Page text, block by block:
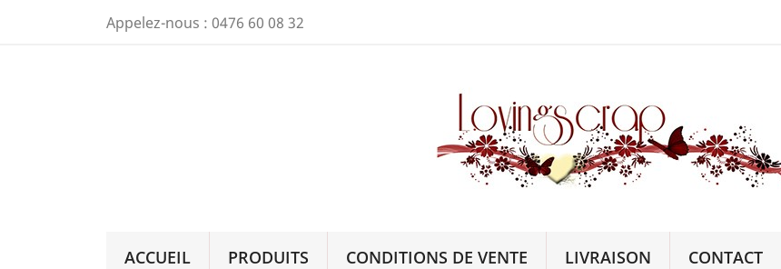
Appelez-nous : 0476 60 08 32
ACCUEIL
PRODUITS CONDITIONS DE VENTE LIVRAISON CONTACT